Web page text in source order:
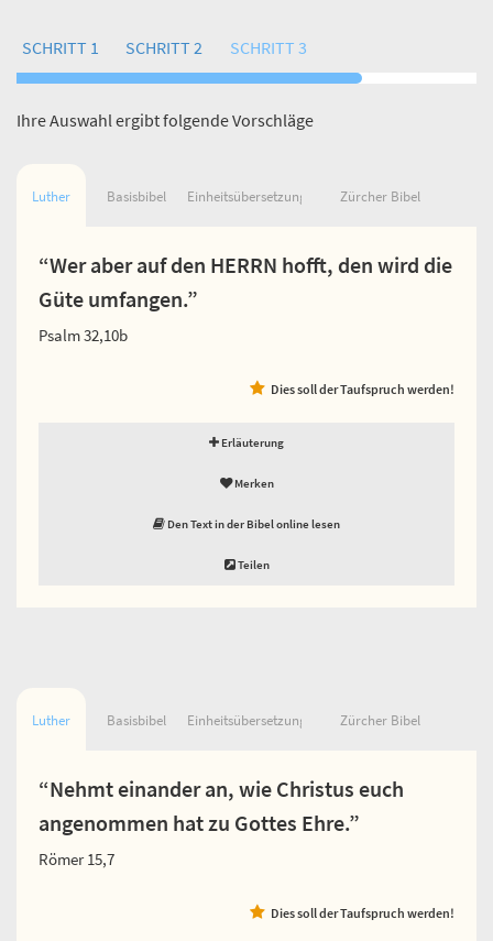
SCHRITT 1 SCHRITT 2 SCHRITT 3
Ihre Auswahl ergibt folgende Vorschläge
Luther Basisbibel Einheitsübersetzung Zürcher Bibel
“Wer aber auf den HERRN hofft, den wird die
Güte umfangen.”
Psalm 32,10b
Dies soll der Taufspruch werden!
Erläuterung
Merken
Den Text in der Bibel online lesen
Teilen
Luther Basisbibel Einheitsübersetzung Zürcher Bibel
“Nehmt einander an, wie Christus euch
angenommen hat zu Gottes Ehre.”
Römer 15,7
Dies soll der Taufspruch werden!